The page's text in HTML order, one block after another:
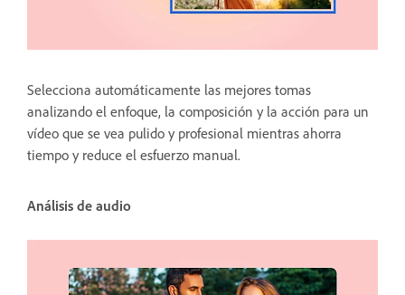
Selecciona automáticamente las mejores tomas
analizando el enfoque, la composición y la acción para un
vídeo que se vea pulido y profesional mientras ahorra
tiempo y reduce el esfuerzo manual.
Análisis de audio